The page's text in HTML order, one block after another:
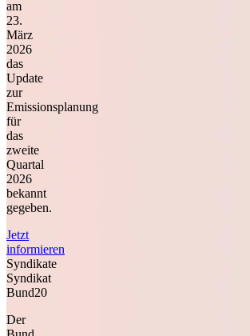
am
23.
März
2026
das
Update
zur
Emissionsplanung
für
das
zweite
Quartal
2026
bekannt
gegeben.
Jetzt
informieren
Syndikate
Syndikat
Bund20
Der